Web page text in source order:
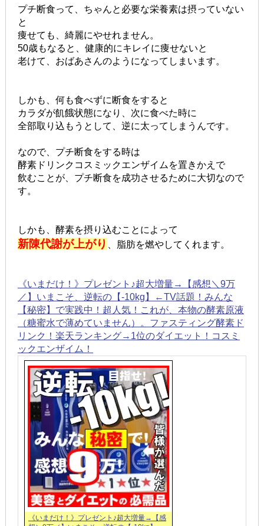
プチ断食って、ちゃんと必要な栄養素は摂っていない
と
痩せても、綺麗にやせれません。
50歳もなると、健康的にキレイに痩せないと
老けて、おばあさんのようになってしまいます。
しかも、何も食べずに断食をすると
カラダが飢餓状態になり、次に食べた時に
全部取り込もうとして、逆に太ってしまうんです。
なので、プチ断食をする時は
酵素ドリンクコスミックエンザイムを置きかえで
飲むことが、プチ断食を成功させるために大切なので
す。
しかも、酵素を摂り込むことによって
新陳代謝が上がり 、脂肪を燃やしてくれます。
《いまだけ！》プレゼント♪超大増量→【感想＼9万
／】いまこそ、逆転の【-10kg】←TV話題！みんな
【秘密】で実践中！超人気！これが、本物の酵素原液
（糖蜜水で薄めていません）。ファスティング酵素ド
リンク！楽天ランキング→1位のダイエット！コスミ
ックエンザイム！
《いまだけ！》プレゼント♪超大増量→【感